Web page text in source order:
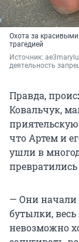
Охота за
трагедией
Источник:
деятельность
Правда,
Ковальчук,
что Артем и
ушли в
— Они начали
бутылки,
невозможно